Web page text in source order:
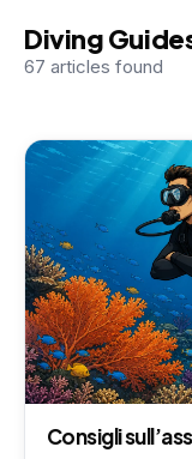
Diving
67 articles found
Consigli